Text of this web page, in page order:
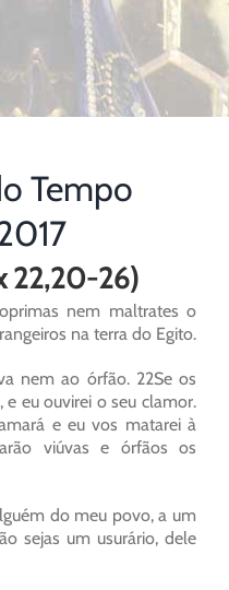
Tempo
22,20-26)
nem maltrates o
na terra do Egito.
nem ao órfão. 22Se os
eu ouvirei o seu clamor.
e eu vos matarei à
viúvas e órfãos os
do meu povo, a um
sejas um usurário, dele